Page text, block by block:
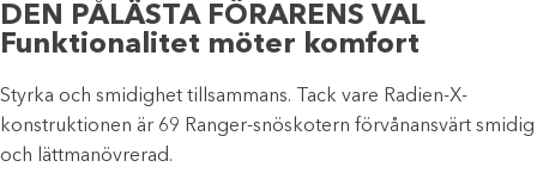
DEN PÅLÄSTA FÖRARENS VAL
Funktionalitet möter komfort
Styrka och smidighet tillsammans. Tack vare Radien-X-
konstruktionen är 69 Ranger-snöskotern förvånansvärt smidig
och lättmanövrerad.